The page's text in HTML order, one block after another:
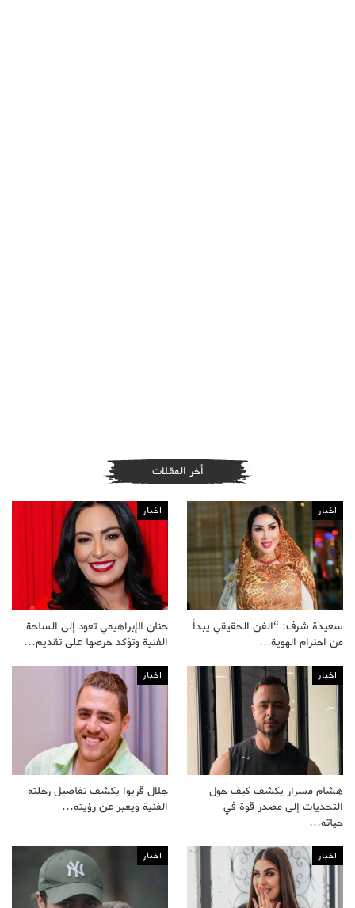
أخر المقلات
اخبار
سعيدة شرف: “الفن الحقيقي يبدأ
من احترام الهوية…
اخبار
حنان الإبراهيمي تعود إلى الساحة
الفنية وتؤكد حرصها على تقديم…
اخبار
هشام مسرار يكشف كيف حول
التحديات إلى مصدر قوة في
حياته…
اخبار
جلال قريوا يكشف تفاصيل رحلته
الفنية ويعبر عن رؤيته…
اخبار اخبار